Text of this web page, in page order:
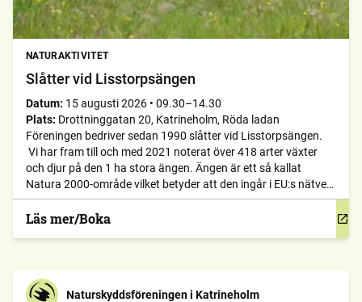
NATURAKTIVITET
Slåtter vid Lisstorpsängen
Datum: 15 augusti 2026 • 09.30–14.30
Plats: Drottninggatan 20, Katrineholm, Röda ladan
Föreningen bedriver sedan 1990 slåtter vid Lisstorpsängen.
Vi har fram till och med 2021 noterat över 418 arter växter
och djur på den 1 ha stora ängen. Ängen är ett så kallat
Natura 2000-område vilket betyder att den ingår i EU:s nätverk
av värdefull natur och att skötseln är ett nationellt ansvar.
Ängen ”fagas” dvs. […]
Läs mer/Boka
Naturskyddsföreningen i Katrineholm